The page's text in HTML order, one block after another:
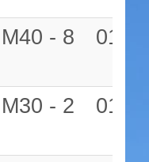
M40 - 8
M30 - 2